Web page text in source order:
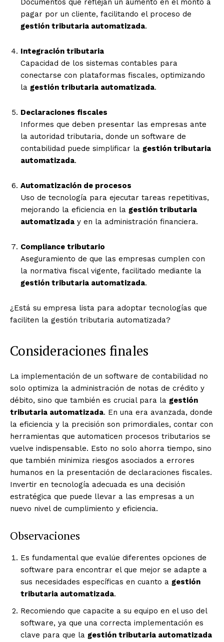
Documentos que reflejan un aumento en el monto a
pagar por un cliente, facilitando el proceso de
gestión tributaria automatizada.
Integración tributaria
Capacidad de los sistemas contables para
conectarse con plataformas fiscales, optimizando
la gestión tributaria automatizada.
Declaraciones fiscales
Informes que deben presentar las empresas ante
la autoridad tributaria, donde un software de
contabilidad puede simplificar la gestión tributaria
automatizada.
Automatización de procesos
Uso de tecnología para ejecutar tareas repetitivas,
mejorando la eficiencia en la gestión tributaria
automatizada y en la administración financiera.
Compliance tributario
Aseguramiento de que las empresas cumplen con
la normativa fiscal vigente, facilitado mediante la
gestión tributaria automatizada.
¿Está su empresa lista para adoptar tecnologías que
faciliten la gestión tributaria automatizada?
Consideraciones finales
La implementación de un software de contabilidad no
solo optimiza la administración de notas de crédito y
débito, sino que también es crucial para la gestión
tributaria automatizada. En una era avanzada, donde
la eficiencia y la precisión son primordiales, contar con
herramientas que automaticen procesos tributarios se
vuelve indispensable. Esto no solo ahorra tiempo, sino
que también minimiza riesgos asociados a errores
humanos en la presentación de declaraciones fiscales.
Invertir en tecnología adecuada es una decisión
estratégica que puede llevar a las empresas a un
nuevo nivel de cumplimiento y eficiencia.
Observaciones
Es fundamental que evalúe diferentes opciones de
software para encontrar el que mejor se adapte a
sus necesidades específicas en cuanto a gestión
tributaria automatizada.
Recomiendo que capacite a su equipo en el uso del
software, ya que una correcta implementación es
clave para que la gestión tributaria automatizada